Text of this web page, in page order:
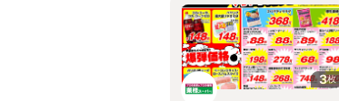
3枚